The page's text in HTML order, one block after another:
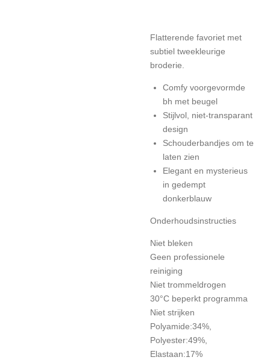
Flatterende favoriet met
subtiel tweekleurige
broderie.
Comfy voorgevormde
bh met beugel
Stijlvol, niet-transparant
design
Schouderbandjes om te
laten zien
Elegant en mysterieus
in gedempt
donkerblauw
Onderhoudsinstructies
Niet bleken
Geen professionele
reiniging
Niet trommeldrogen
30°C beperkt programma
Niet strijken
Polyamide:34%,
Polyester:49%,
Elastaan:17%